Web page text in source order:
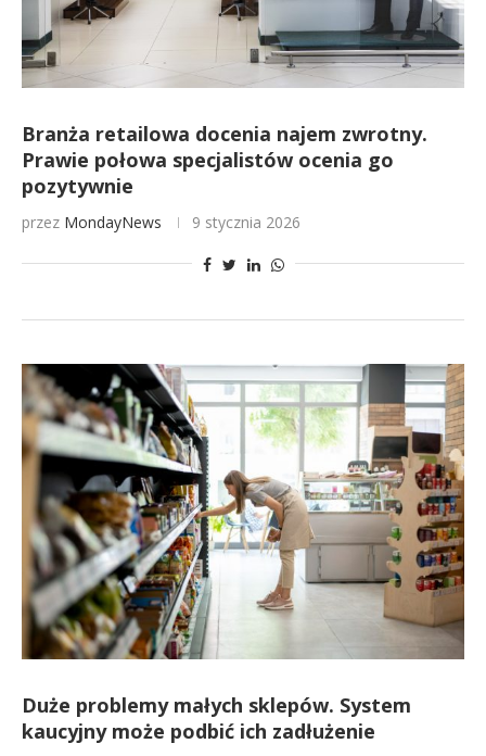
Branża retailowa docenia najem zwrotny.
Prawie połowa specjalistów ocenia go
pozytywnie
przez MondayNews 9 stycznia 2026
Duże problemy małych sklepów. System
kaucyjny może podbić ich zadłużenie